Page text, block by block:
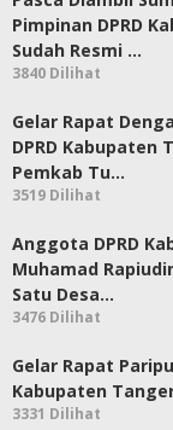
Pimpinan DPRD
Sudah Resmi …
3840 Dilihat
Gelar Rapat
DPRD Kabupaten
Pemkab Tu…
3519 Dilihat
Anggota DPRD
Muhamad
Satu Desa…
3476 Dilihat
Gelar Rapat
Kabupaten
3331 Dilihat